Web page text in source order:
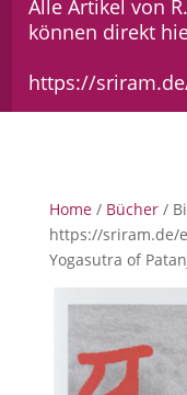
Alle Artikel von
können direkt
https://
Home/ Bücher/
https://sriram.de/
Yogasutra of